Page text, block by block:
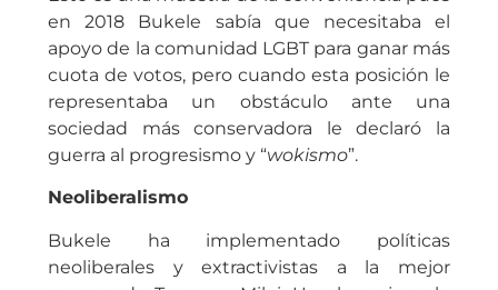
en 2018 Bukele sabía que necesitaba el
apoyo de la comunidad LGBT para ganar más
cuota de votos, pero cuando esta posición le
representaba un obstáculo ante una
sociedad más conservadora le declaró la
guerra al progresismo y “wokismo”.
Neoliberalismo
Bukele ha implementado políticas
neoliberales y extractivistas a la mejor